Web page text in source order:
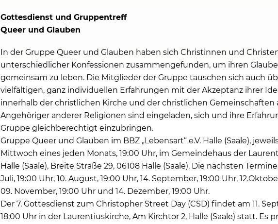
Gottesdienst und Gruppentreff
Queer und Glauben
In der Gruppe Queer und Glauben haben sich Christinnen und
unterschiedlicher Konfessionen zusammengefunden, um ihren
gemeinsam zu leben. Die Mitglieder der Gruppe tauschen sich auch
vielfältigen, ganz individuellen Erfahrungen mit der Akzeptanz ihrer
innerhalb der christlichen Kirche und der christlichen Gemeinschaften
Angehöriger anderer Religionen sind eingeladen, sich und ihre
Gruppe gleichberechtigt einzubringen.
Gruppe Queer und Glauben im BBZ „Lebensart“ e.V. Halle (Saale),
Mittwoch eines jeden Monats, 19:00 Uhr, im Gemeindehaus der
Halle (Saale), Breite Straße 29, 06108 Halle (Saale). Die nächsten Termine
Juli, 19:00 Uhr, 10. August, 19:00 Uhr, 14. September, 19:00 Uhr,
09. November, 19:00 Uhr und 14. Dezember, 19:00 Uhr.
Der 7. Gottesdienst zum Christopher Street Day (CSD) findet am 11.
18:00 Uhr in der Laurentiuskirche, Am Kirchtor 2, Halle (Saale) statt. Es